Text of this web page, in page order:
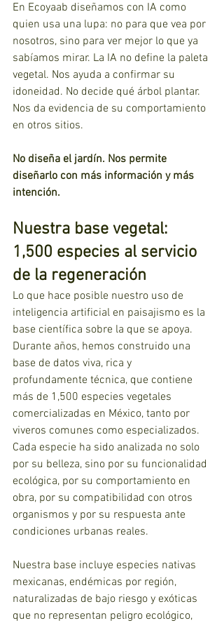
En Ecoyaab diseñamos con IA como
quien usa una lupa: no para que vea por
nosotros, sino para ver mejor lo que ya
sabíamos mirar. La IA no define la paleta
vegetal. Nos ayuda a confirmar su
idoneidad. No decide qué árbol plantar.
Nos da evidencia de su comportamiento
en otros sitios.
No diseña el jardín. Nos permite
diseñarlo con más información y más
intención.
Nuestra base vegetal:
1,500 especies al servicio
de la regeneración
Lo que hace posible nuestro uso de
inteligencia artificial en paisajismo es la
base científica sobre la que se apoya.
Durante años, hemos construido una
base de datos viva, rica y
profundamente técnica, que contiene
más de 1,500 especies vegetales
comercializadas en México, tanto por
viveros comunes como especializados.
Cada especie ha sido analizada no solo
por su belleza, sino por su funcionalidad
ecológica, por su comportamiento en
obra, por su compatibilidad con otros
organismos y por su respuesta ante
condiciones urbanas reales.
Nuestra base incluye especies nativas
mexicanas, endémicas por región,
naturalizadas de bajo riesgo y exóticas
que no representan peligro ecológico,